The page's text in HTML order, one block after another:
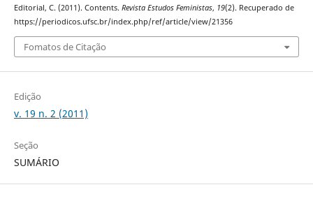
Editorial, C. (2011). Contents. Revista Estudos Feministas, 19(2). Recuperado de
https://periodicos.ufsc.br/index.php/ref/article/view/21356
Fomatos de Citação
Edição
v. 19 n. 2 (2011)
Seção
SUMÁRIO